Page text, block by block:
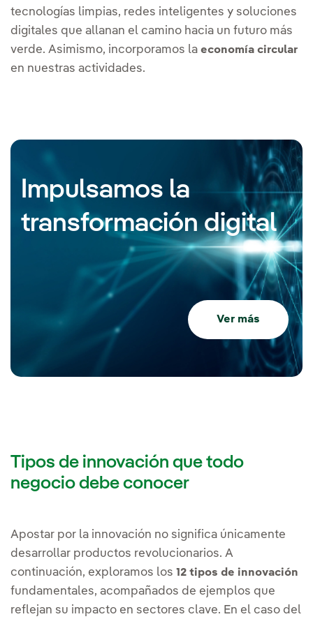
tecnologías limpias, redes inteligentes y soluciones
digitales que allanan el camino hacia un futuro más
verde. Asimismo, incorporamos la economía circular
en nuestras actividades.
Impulsamos la
transformación digital
Ver más
Tipos de innovación que todo
negocio debe conocer
Apostar por la innovación no significa únicamente
desarrollar productos revolucionarios. A
continuación, exploramos los 12 tipos de innovación
fundamentales, acompañados de ejemplos que
reflejan su impacto en sectores clave. En el caso del